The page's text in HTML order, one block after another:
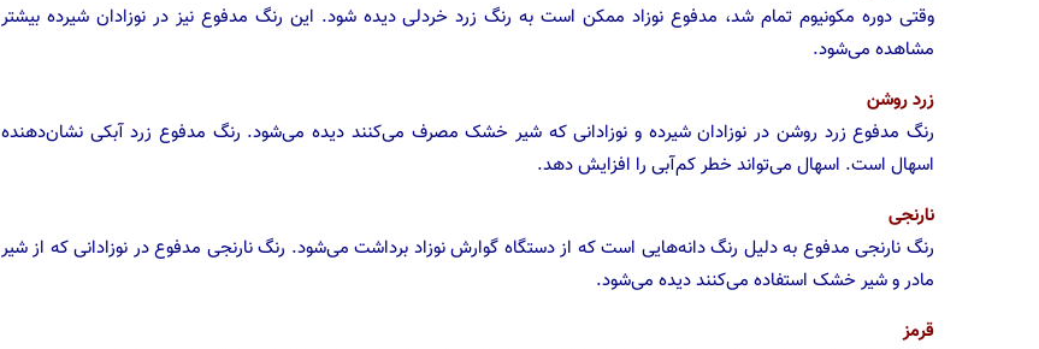
وقتی دوره مکونیوم تمام شد، مدفوع نوزاد ممکن است به رنگ زرد خردلی دیده شود. این رنگ مدفوع نیز در نوزادان شیرده بیشتر
مشاهده می‌شود.
زرد روشن
رنگ مدفوع زرد روشن در نوزادان شیرده و نوزادانی که شیر خشک مصرف می‌کنند دیده می‌شود. رنگ مدفوع زرد آبکی نشان‌دهنده
اسهال است. اسهال می‌تواند خطر کم‌آبی را افزایش دهد.
نارنجی
رنگ نارنجی مدفوع به دلیل رنگ‌ دانه‌‌هایی است که از دستگاه گوارش نوزاد برداشت می‌شود. رنگ نارنجی مدفوع در نوزادانی که از شیر
مادر و شیر خشک استفاده می‌کنند دیده می‌شود.
قرمز